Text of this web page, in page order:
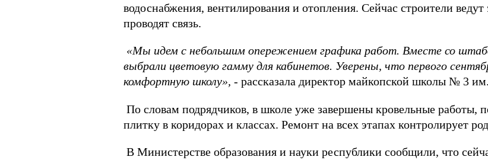
водоснабжения, вентилирования и отопления. Сейчас строители
проводят связь.
«Мы идем с небольшим опережением графика работ. Вместе со
выбрали цветовую гамму для кабинетов. Уверены, что первого
комфортную школу», - рассказала директор майкопской школы № 3
По словам подрядчиков, в школе уже завершены кровельные работы,
плитку в коридорах и классах. Ремонт на всех этапах контролирует
В Министерстве образования и науки республики сообщили, что